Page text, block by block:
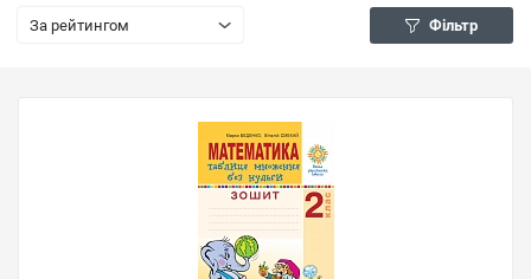
За рейтингом Фільтр